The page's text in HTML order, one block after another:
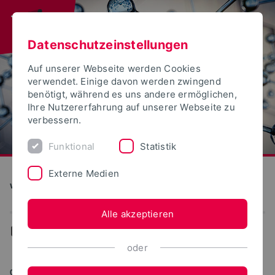
wasser^plus OWL
... Aktuelles
03.11.2025
Datenschutzeinstellungen
Auf unserer Webseite werden Cookies
verwendet. Einige davon werden zwingend
benötigt, während es uns andere ermöglichen,
Ihre Nutzererfahrung auf unserer Webseite zu
verbessern.
Funktional Statistik
Externe Medien
Alle akzeptieren
oder